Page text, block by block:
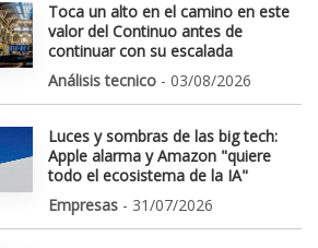
Toca un alto en el camino en este
valor del Continuo antes de
continuar con su escalada
Análisis tecnico - 03/08/2026
Luces y sombras de las big tech:
Apple alarma y Amazon "quiere
todo el ecosistema de la IA"
Empresas - 31/07/2026